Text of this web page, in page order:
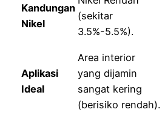
Kandungan
Nikel
(sekitar
3.5%-5.5%).
Aplikasi
Ideal
Area interior
yang dijamin
sangat kering
(berisiko rendah).